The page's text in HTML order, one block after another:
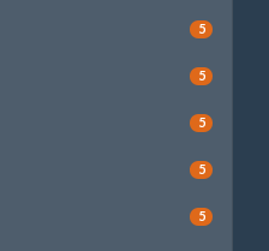
5
5
5
5
5